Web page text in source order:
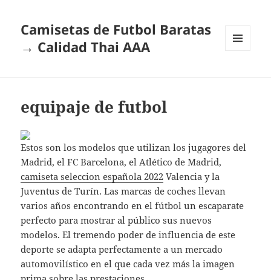
Camisetas de Futbol Baratas
→ Calidad Thai AAA
equipaje de futbol
Estos son los modelos que utilizan los jugagores del
Madrid, el FC Barcelona, el Atlético de Madrid,
camiseta seleccion española 2022 Valencia y la
Juventus de Turín. Las marcas de coches llevan
varios años encontrando en el fútbol un escaparate
perfecto para mostrar al público sus nuevos
modelos. El tremendo poder de influencia de este
deporte se adapta perfectamente a un mercado
automovilístico en el que cada vez más la imagen